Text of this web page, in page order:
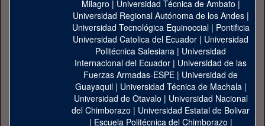
Milagro | Universidad Técnica de Ambato |
Universidad Regional Autónoma de los Andes|
Universidad Tecnológica Equinoccial| Pontificia
Universidad Catolica del Ecuador | Universidad
Politécnica Salesiana | Universidad
Internacional del Ecuador | Universidad de las
Fuerzas Armadas-ESPE | Universidad de
Guayaquil| Universidad Técnica de Machala|
Universidad de Otavalo | Universidad Nacional
del Chimborazo | Universidad Estatal de Bolivar
| Escuela Politécnica del Chimborazo |